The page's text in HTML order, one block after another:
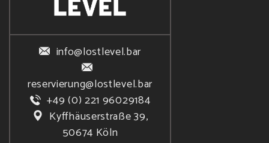
info@lostlevel.bar
reservierung@lostlevel.bar
+49 (0) 221 96029184
Kyffhäuserstraße 39,
50674 Köln